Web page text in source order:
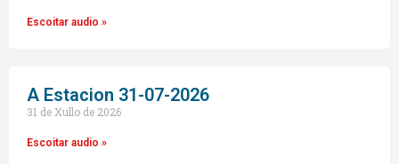
Escoitar audio »
A Estacion 31-07-2026
31 de Xullo de 2026
Escoitar audio »